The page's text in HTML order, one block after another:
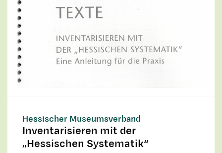
Hessischer Museumsverband
Inventarisieren mit der
„Hessischen Systematik“